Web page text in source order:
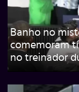
Banho no
comemoram
no treinador